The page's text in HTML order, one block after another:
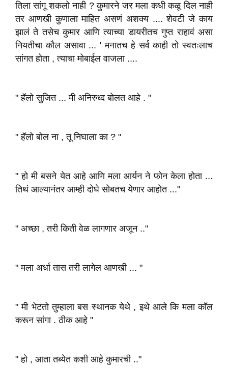
तिला सांगू शकलो नाही ? कुमारने जर मला कधी कळू दिल नाही
तर आणखी कुणाला माहित असणं अशक्य .... शेवटी जे काय
झालं ते तसेच कुमार आणि त्याच्या डायरीतच गुप्त राहावं असा
नियतीचा कौल असावा ... ' मनातच हे सर्व काही तो स्वतःलाच
सांगत होता , त्याचा मोबाईल वाजला ....
" हॅलो सुजित ... मी अनिरुध्द बोलत आहे . "
" हॅलो बोल ना , तू निघाला का ? "
" हो मी बसने येत आहे आणि मला आर्यन ने फोन केला होता ...
तिथं आल्यानंतर आम्ही दोघे सोबतच येणार आहोत ..."
" अच्छा , तरी किती वेळ लागणार अजून .."
" मला अर्धा तास तरी लागेल आणखी ... "
" मी भेटतो तुम्हाला बस स्थानक येथे , इथे आले कि मला कॉल
करून सांगा . ठीक आहे "
" हो , आता तब्येत कशी आहे कुमारची .."